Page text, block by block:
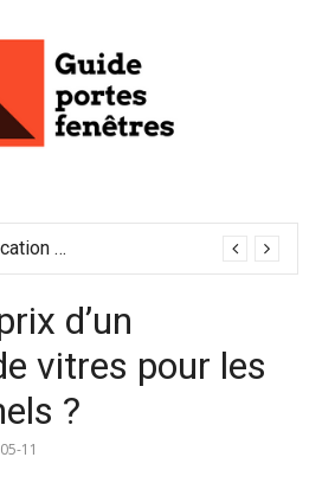
Rapport de vérification sécurité : à conserver précieusement
d’un
vitres pour les
?
11